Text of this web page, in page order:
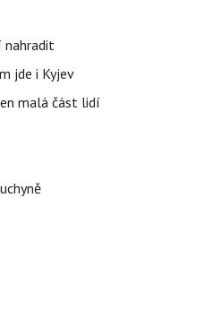
nahradit
jde i Kyjev
malá část lidí